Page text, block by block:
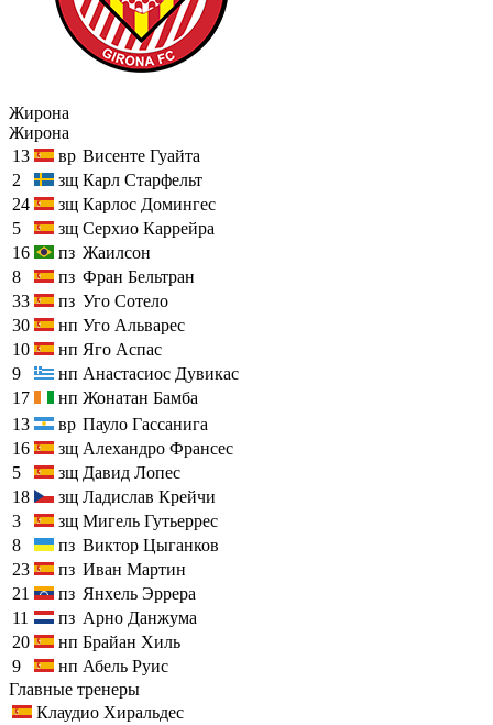
Жирона
Жирона
13
вр Висенте Гуайта
2
зщ Карл Старфельт
24
зщ Карлос Домингес
5
зщ Серхио Каррейра
16
пз Жаилсон
8
пз Фран Бельтран
33
пз Уго Сотело
30
нп Уго Альварес
10
нп Яго Аспас
9
нп Анастасиос Дувикас
17
нп Жонатан Бамба
13
вр Пауло Гассанига
16
зщ Алехандро Франсес
5
зщ Давид Лопес
18
зщ Ладислав Крейчи
3
зщ Мигель Гутьеррес
8
пз Виктор Цыганков
23
пз Иван Мартин
21
пз Янхель Эррера
11
пз Арно Данжума
20
нп Брайан Хиль
9
нп Абель Руис
Главные тренеры
Клаудио Хиральдес